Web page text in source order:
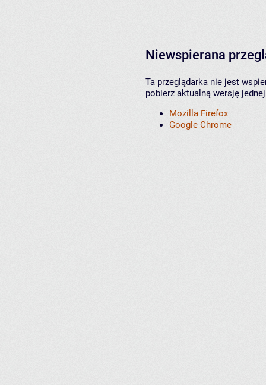
Niewspierana
Ta przeglądarka nie jest
pobierz aktualną wersję
Mozilla Firefox
Google Chrome